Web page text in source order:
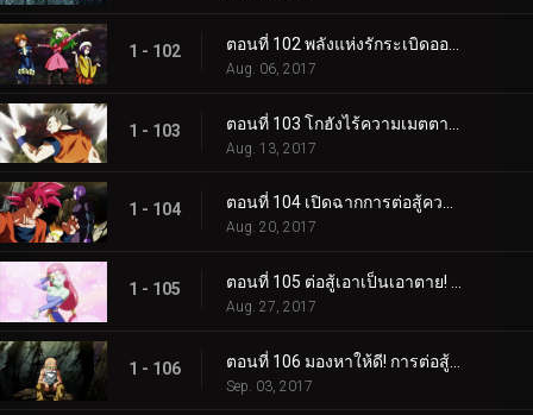
1 - 102
Aug. 06, 2017
1 - 103
Aug. 13, 2017
1 - 104 ตอนที่ 104 เปิดฉากการต่อสู้ความเร็วเหนือแสง! การผนึกกำลังของโกคูกับฮิท!!
Aug. 20, 2017
1 - 105
Aug. 27, 2017
1 - 106
Sep. 03, 2017